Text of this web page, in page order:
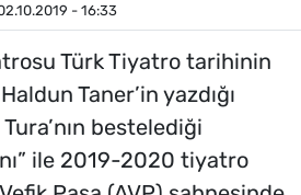
- 16:33
Türk Tiyatro tarihinin
Taner’in yazdığı
bestelediği
ile 2019-2020 tiyatro